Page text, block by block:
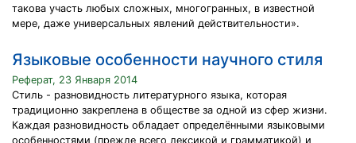
такова участь любых сложных, многогранных, в известной
мере, даже универсальных явлений действительности».
Языковые особенности научного стиля
Реферат, 23 Января 2014
Стиль - разновидность литературного языка, которая
традиционно закреплена в обществе за одной из сфер жизни.
Каждая разновидность обладает определёнными языковыми
особенностями (прежде всего лексикой и грамматикой) и